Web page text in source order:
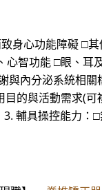
身心功能障礙 □
智功能 □眼、耳
內分泌系統相
的與活動需求(
輔具操控能力：